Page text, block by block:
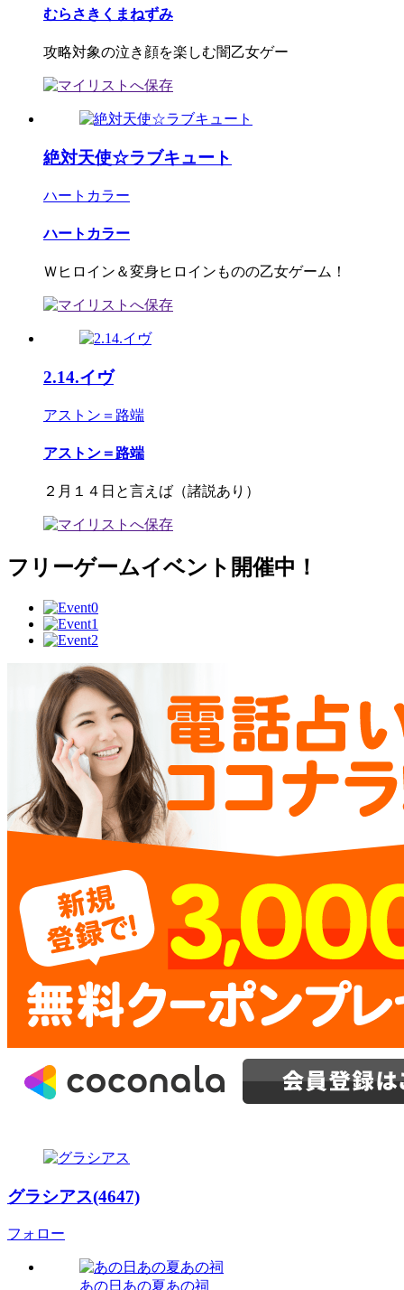
むらさきくまねずみ
攻略対象の泣き顔を楽しむ闇乙女ゲー
絶対天使☆ラブキュート
ハートカラー
ハートカラー
Ｗヒロイン＆変身ヒロインものの乙女ゲーム！
2.14.イヴ
アストン＝路端
アストン＝路端
２月１４日と言えば（諸説あり）
フリーゲームイベント開催中！
グラシアス(4647)
フォロー
あの日あの夏あの祠